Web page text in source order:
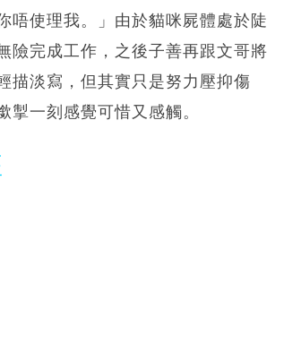
唔使理我。」由於貓咪屍體處於陡
險完成工作，之後子善再跟文哥將
描淡寫，但其實只是努力壓抑傷
一刻感覺可惜又感觸。